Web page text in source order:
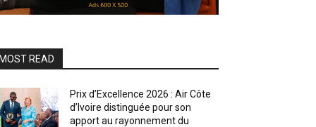
READ
Prix d’Excellence 2026 : Air Côte
d’Ivoire distinguée pour son
apport au rayonnement du